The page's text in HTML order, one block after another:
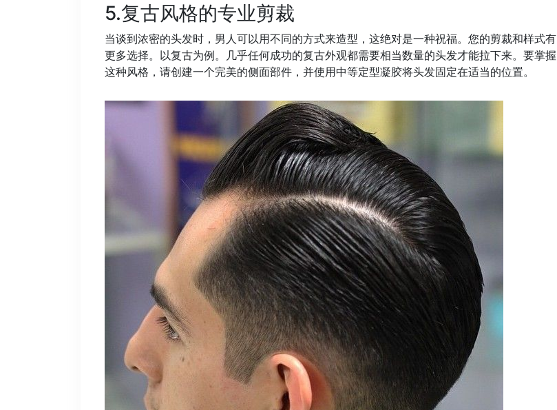
5.复古风格的专业剪裁
当谈到浓密的头发时，男人可以用不同的方式来造型，这绝对是一种祝福。您的剪裁和样式有
更多选择。以复古为例。几乎任何成功的复古外观都需要相当数量的头发才能拉下来。要掌握
这种风格，请创建一个完美的侧面部件，并使用中等定型凝胶将头发固定在适当的位置。